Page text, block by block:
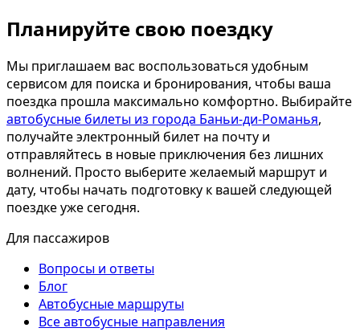
Планируйте свою поездку
Мы приглашаем вас воспользоваться удобным
сервисом для поиска и бронирования, чтобы ваша
поездка прошла максимально комфортно. Выбирайте
автобусные билеты из города Баньи-ди-Романья,
получайте электронный билет на почту и
отправляйтесь в новые приключения без лишних
волнений. Просто выберите желаемый маршрут и
дату, чтобы начать подготовку к вашей следующей
поездке уже сегодня.
Для пассажиров
Вопросы и ответы
Блог
Автобусные маршруты
Все автобусные направления